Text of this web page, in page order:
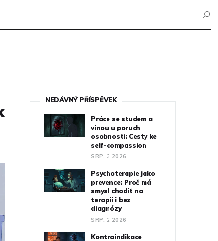
NEDÁVNÝ PŘÍSPĚVEK
Práce se studem a
vinou u poruch
osobnosti: Cesty ke
self-compassion
SRP, 3 2026
Psychoterapie jako
prevence: Proč má
smysl chodit na
terapii i bez
diagnózy
SRP, 2 2026
Kontraindikace